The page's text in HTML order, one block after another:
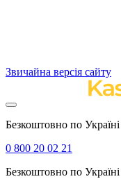
Звичайна версія сайту
Безкоштовно по Україні
0 800 20 02 21
Безкоштовно по Україні